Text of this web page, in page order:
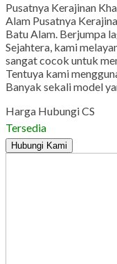
Pusatnya Kerajinan
Alam Pusatnya
Batu Alam. Berjumpa
Sejahtera, kami
sangat cocok untuk
Tentuya kami
Banyak sekali model
Harga Hubungi CS
Tersedia
Hubungi Kami